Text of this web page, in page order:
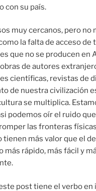
con su país.
muy cercanos, pero no
la falta de acceso de
que no se producen en
de autores
científicas, revistas de
de nuestra civilización
se multiplica.
podemos oír el ruido
las fronteras
tienen más valor que el
más rápido, más fácil y
post tiene el verbo en